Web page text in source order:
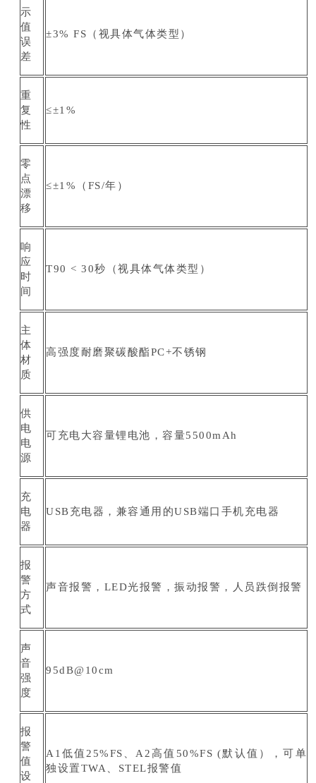
示
值
误
差
±3% FS（视具体气体类型）
重
复
性
≤±1%
零
点
漂
移
≤±1%（FS/年）
响
应
时
间
T90 < 30秒（视具体气体类型）
主
体
材
质
高强度耐磨聚碳酸酯PC+不锈钢
供
电
电
源
可充电大容量锂电池，容量5500mAh
充
电
器
USB充电器，兼容通用的USB端口手机充电器
报
警
方
式
声音报警，LED光报警，振动报警，人员跌倒报警
声
音
强
度
95dB@10cm
报
警
值
设
A1低值25%FS、A2高值50%FS (默认值），可单
独设置TWA、STEL报警值